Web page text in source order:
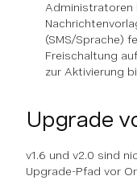
Administratoren
(SMS/Sprache)
Freischaltung
zur Aktivierung
Upgrade
v1.6 und v2.0 sind
Upgrade-Pfad vor